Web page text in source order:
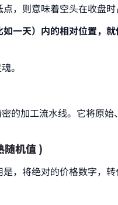
，则意味着空头在收盘时
一天）内的相对位置，
。
的加工流水线。它将原
随机值)
，将绝对的价格数字，转